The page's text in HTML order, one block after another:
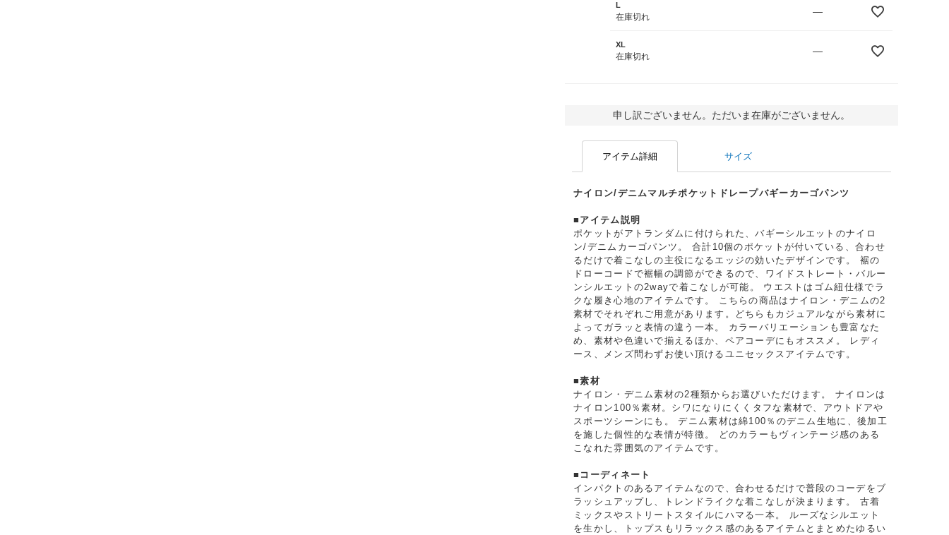
L
在庫切れ
—
XL
在庫切れ
—
申し訳ございません。ただいま在庫がございません。
アイテム詳細 サイズ
ナイロン/デニムマルチポケットドレープバギーカーゴパンツ
■アイテム説明
ポケットがアトランダムに付けられた、バギーシルエットのナイロ
ン/デニムカーゴパンツ。 合計10個のポケットが付いている、合わせ
るだけで着こなしの主役になるエッジの効いたデザインです。 裾の
ドローコードで裾幅の調節ができるので、ワイドストレート・バルー
ンシルエットの2wayで着こなしが可能。 ウエストはゴム紐仕様でラ
クな履き心地のアイテムです。 こちらの商品はナイロン・デニムの2
素材でそれぞれご用意があります。どちらもカジュアルながら素材に
よってガラッと表情の違う一本。 カラーバリエーションも豊富なた
め、素材や色違いで揃えるほか、ペアコーデにもオススメ。 レディ
ース、メンズ問わずお使い頂けるユニセックスアイテムです。
■素材
ナイロン・デニム素材の2種類からお選びいただけます。 ナイロンは
ナイロン100％素材。シワになりにくくタフな素材で、アウトドアや
スポーツシーンにも。 デニム素材は綿100％のデニム生地に、後加工
を施した個性的な表情が特徴。 どのカラーもヴィンテージ感のある
こなれた雰囲気のアイテムです。
■コーディネート
インパクトのあるアイテムなので、合わせるだけで普段のコーデをブ
ラッシュアップし、トレンドライクな着こなしが決まります。 古着
ミックスやストリートスタイルにハマる一本。 ルーズなシルエット
を生かし、トップスもリラックス感のあるアイテムとまとめたゆるい